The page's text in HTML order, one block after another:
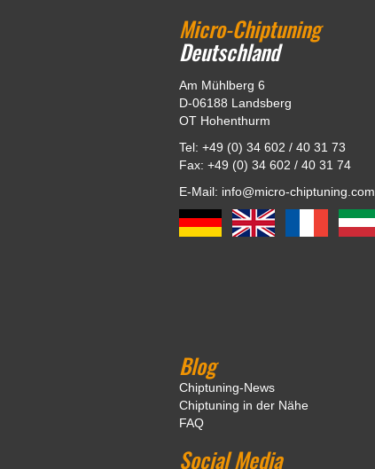
Micro-Chiptuning
Deutschland
Am Mühlberg 6
D-06188 Landsberg
OT Hohenthurm
Tel: +49 (0) 34 602 / 40 31 73
Fax: +49 (0) 34 602 / 40 31 74
E-Mail: info@micro-chiptuning.com
Blog
Chiptuning-News
Chiptuning in der Nähe
FAQ
Social Media